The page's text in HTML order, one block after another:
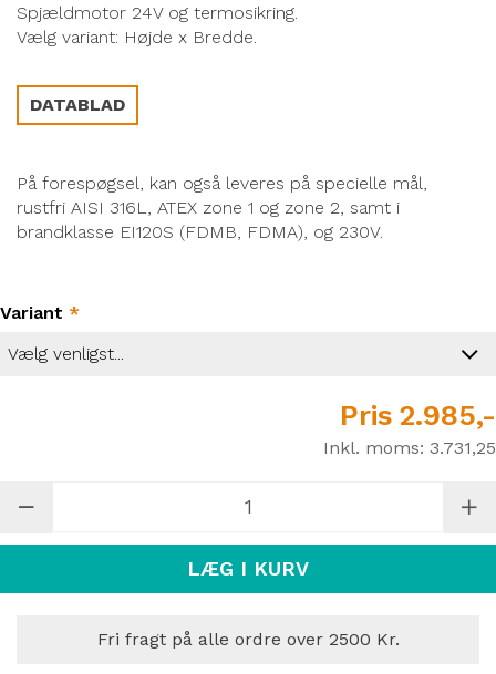
Spjældmotor 24V og termosikring.
Vælg variant: Højde x Bredde.
DATABLAD
På forespøgsel, kan også leveres på specielle mål,
rustfri AISI 316L, ATEX zone 1 og zone 2, samt i
brandklasse EI120S (FDMB, FDMA), og 230V.
Variant *
Pris 2.985,-
Inkl. moms: 3.731,25
LÆG I KURV
Fri fragt på alle ordre over 2500 Kr.